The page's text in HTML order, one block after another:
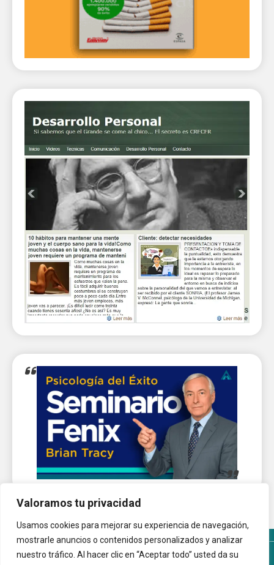
Valoramos tu privacidad
Usamos cookies para mejorar su experiencia de navegación,
mostrarle anuncios o contenidos personalizados y analizar
nuestro tráfico. Al hacer clic en “Aceptar todo” usted da su
Política de Cookies